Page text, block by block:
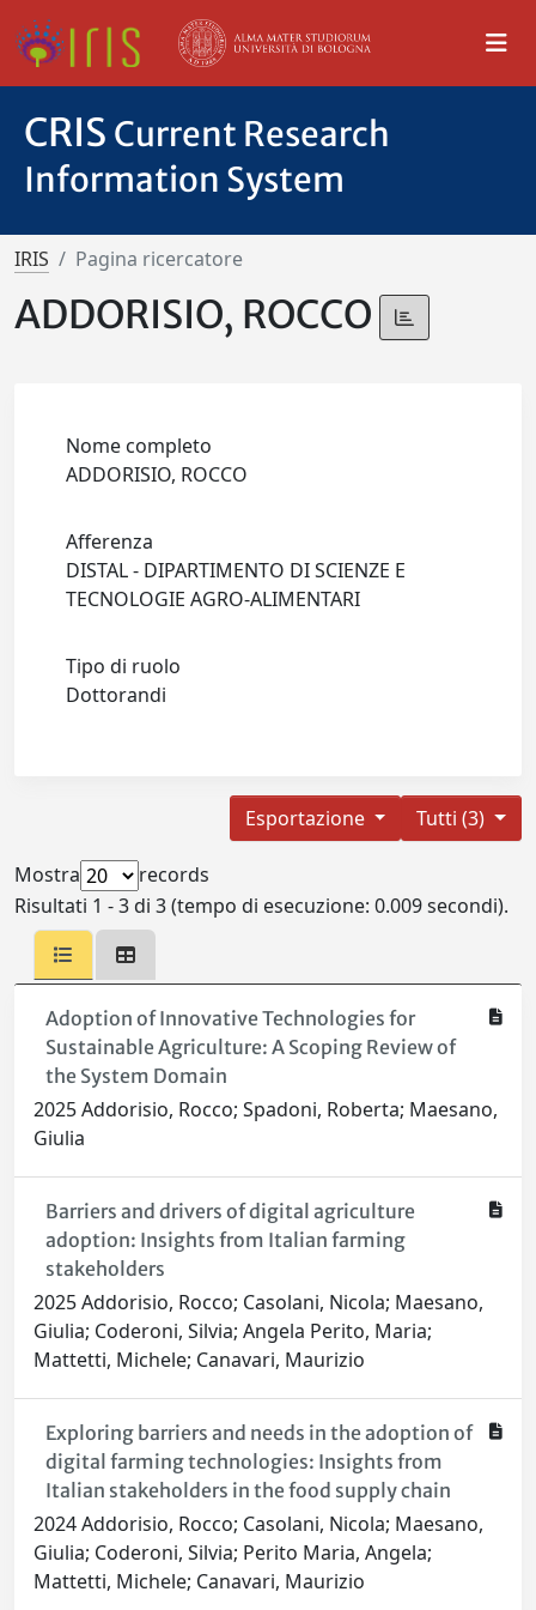
CRIS Current Research
Information System
IRIS Pagina ricercatore
ADDORISIO, ROCCO
Nome completo
ADDORISIO, ROCCO
Afferenza
DISTAL - DIPARTIMENTO DI SCIENZE E
TECNOLOGIE AGRO-ALIMENTARI
Tipo di ruolo
Dottorandi
Tutti (3)
Esportazione
Mostra
records
Risultati 1 - 3 di 3 (tempo di esecuzione: 0.009 secondi).
Adoption of Innovative Technologies for
Sustainable Agriculture: A Scoping Review of
the System Domain
2025 Addorisio, Rocco; Spadoni, Roberta; Maesano,
Giulia
Barriers and drivers of digital agriculture
adoption: Insights from Italian farming
stakeholders
2025 Addorisio, Rocco; Casolani, Nicola; Maesano,
Giulia; Coderoni, Silvia; Angela Perito, Maria;
Mattetti, Michele; Canavari, Maurizio
Exploring barriers and needs in the adoption of
digital farming technologies: Insights from
Italian stakeholders in the food supply chain
2024 Addorisio, Rocco; Casolani, Nicola; Maesano,
Giulia; Coderoni, Silvia; Perito Maria, Angela;
Mattetti, Michele; Canavari, Maurizio